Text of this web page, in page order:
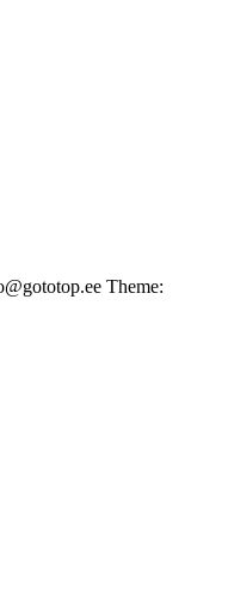
Theme: